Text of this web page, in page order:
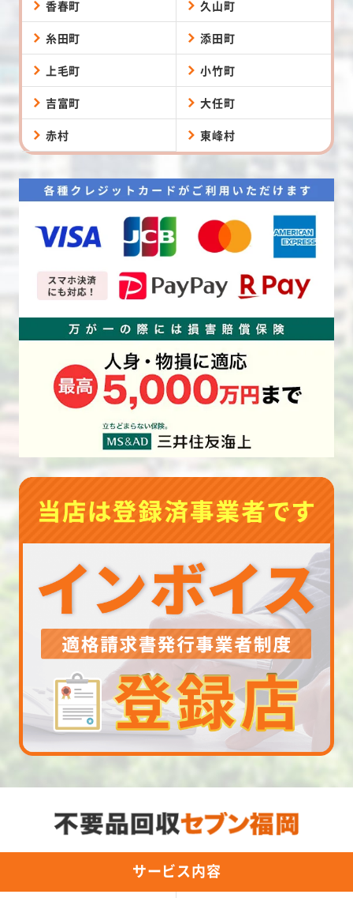
香春町 久山町
糸田町 添田町
上毛町 小竹町
吉富町 大任町
赤村 東峰村
サービス内容